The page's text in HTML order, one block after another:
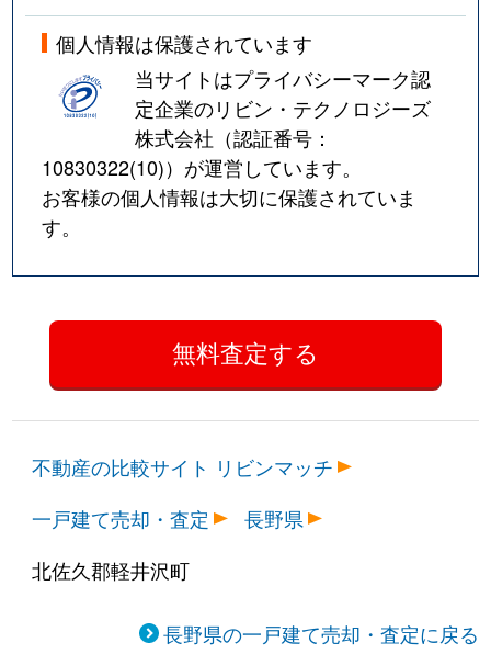
個人情報は保護されています
当サイトはプライバシーマーク認
定企業のリビン・テクノロジーズ
株式会社（認証番号：
10830322(10)）が運営しています。
お客様の個人情報は大切に保護されていま
す。
不動産の比較サイト リビンマッチ
一戸建て売却・査定
長野県
北佐久郡軽井沢町
長野県の一戸建て売却・査定に戻る